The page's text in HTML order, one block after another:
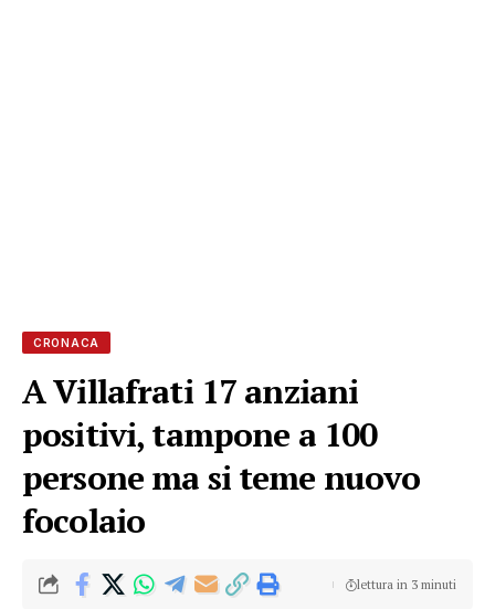
CRONACA
A Villafrati 17 anziani
positivi, tampone a 100
persone ma si teme nuovo
focolaio
lettura in 3 minuti